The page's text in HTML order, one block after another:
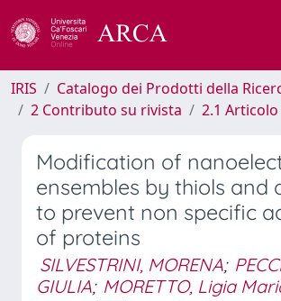
IRIS
Catalogo dei Prodotti della
2 Contributo su rivista
2.1
Modification of
ensembles by thiols and
to prevent non specific
of proteins
SILVESTRINI, MORENA;
GIULIA; MORETTO, Ligia